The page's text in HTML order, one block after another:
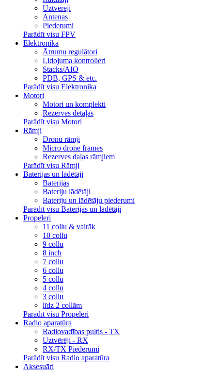
Uztvērēji
Antenas
Piederumi
Parādīt visu FPV
Elektronika
Ātrumu regulātori
Lidojuma kontrolieri
Stacks/AIO
PDB, GPS & etc.
Parādīt visu Elektronika
Motori
Motori un komplekti
Rezerves detaļas
Parādīt visu Motori
Rāmji
Dronu rāmji
Micro drone frames
Rezerves daļas rāmjiem
Parādīt visu Rāmji
Baterijas un lādētāji
Baterijas
Bateriju lādētāji
Bateriju un lādētāju piederumi
Parādīt visu Baterijas un lādētāji
Propeleri
11 collu & vairāk
10 collu
9 collu
8 inch
7 collu
6 collu
5 collu
4 collu
3 collu
līdz 2 collām
Parādīt visu Propeleri
Radio aparatūra
Radiovadības pultis - TX
Uztvērēji - RX
RX/TX Piederumi
Parādīt visu Radio aparatūra
Aksesuāri